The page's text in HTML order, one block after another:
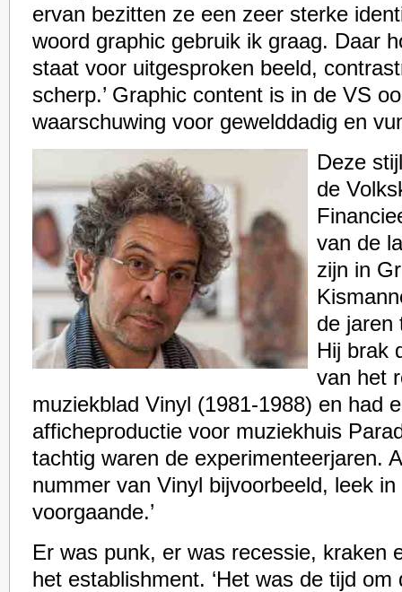
ervan bezitten ze een zeer sterke
woord graphic gebruik ik graag. Daar
staat voor uitgesproken beeld,
scherp.’ Graphic content is in de VS
waarschuwing voor gewelddadig en
Deze
de
van de
zijn in
de jaren
Hij brak
van het
muziekblad Vinyl (1981-1988) en had
afficheproductie voor muziekhuis
tachtig waren de experimenteerjaren.
nummer van Vinyl bijvoorbeeld, leek
voorgaande.’
Er was punk, er was recessie, kraken
het establishment. ‘Het was de tijd